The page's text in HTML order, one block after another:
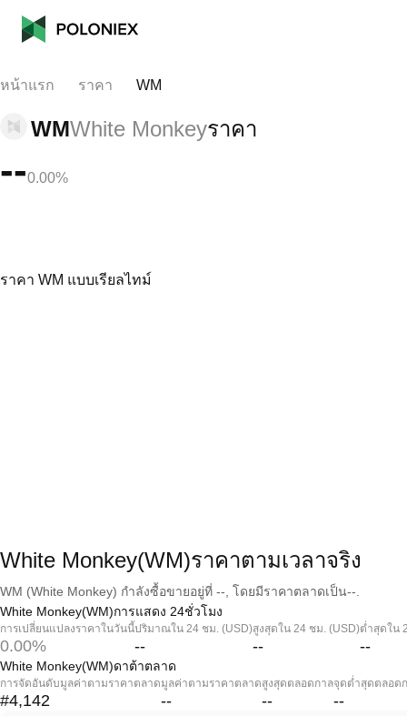
หน้าแรก ราคา WM
WMWhite Monkeyราคา
--0.00%
ราคา WM แบบเรียลไทม์
White Monkey(WM)ราคาตามเวลาจริง
WM (White Monkey) กำลังซื้อขายอยู่ที่ --, โดยมีราคาตลาดเป็น--.
White Monkey(WM)การแสดง 24ชั่วโมง
การเปลี่ยนแปลงราคาในวันนี้
0.00%
ปริมาณใน 24 ชม. (USD)
--
สูงสุดใน 24 ชม. (USD)
--
ต่ำสุดใน
--
White Monkey(WM)ดาต้าตลาด
การจัดอันดับมูลค่าตามราคาตลาด
#4,142
มูลค่าตามราคาตลาด
--
สูงสุดตลอดกาล
--
จุดต่ำสุดตลอด
--